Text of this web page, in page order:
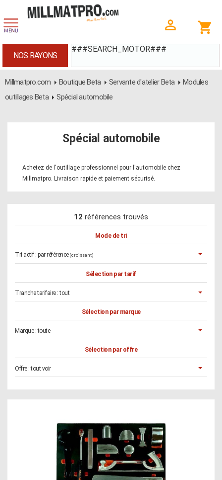
###SEARCH_MOTOR###
NOS RAYONS
Millmatpro.com Boutique Beta Servante d'atelier Beta
Modules
outillages Beta
Spécial automobile
Spécial automobile
Achetez de l'outillage professionnel pour l'automobile chez
Millmatpro. Livraison rapide et paiement sécurisé.
12 références trouvés
Mode de tri
Tri actif : par référence (croissant)
Sélection par tarif
Tranche tarifaire :tout
Sélection par marque
Marque :toute
Sélection par offre
Offre :tout voir